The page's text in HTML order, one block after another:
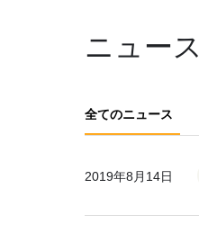
ニュース
全てのニュース
2019年8月14日